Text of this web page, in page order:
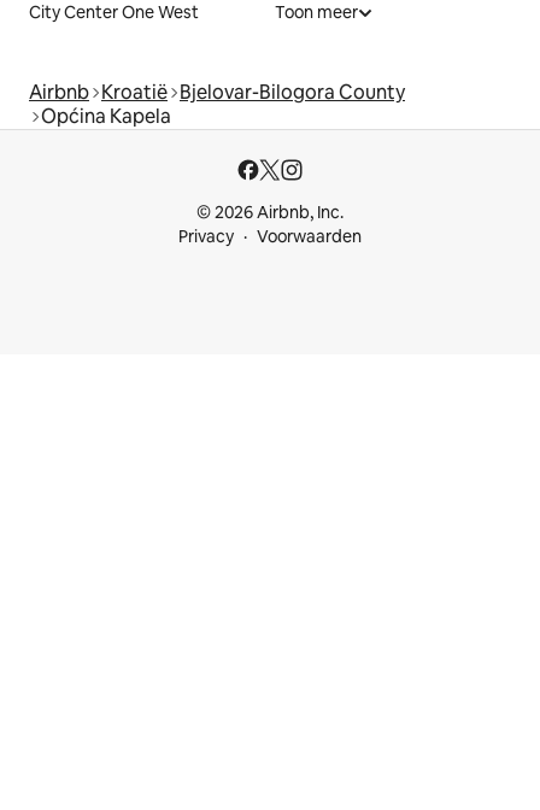
City Center One West Toon meer
Airbnb Kroatië Bjelovar-Bilogora County
Općina Kapela
© 2026 Airbnb, Inc.
Privacy
Voorwaarden